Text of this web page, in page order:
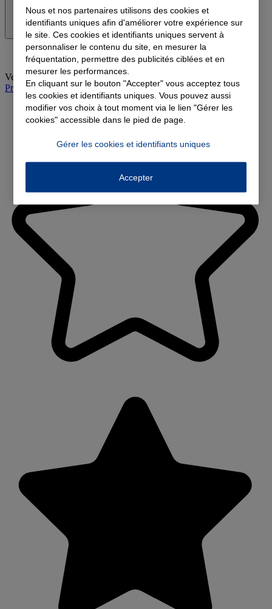
Vendredi: 09:00-12:00, 14:00-18:00
Prendre rendez-vous à l'agence
Nous et nos partenaires utilisons des cookies et
identifiants uniques afin d'améliorer votre expérience sur
le site. Ces cookies et identifiants uniques servent à
personnaliser le contenu du site, en mesurer la
fréquentation, permettre des publicités ciblées et en
mesurer les performances.
En cliquant sur le bouton "Accepter" vous acceptez tous
les cookies et identifiants uniques. Vous pouvez aussi
modifier vos choix à tout moment via le lien "Gérer les
cookies" accessible dans le pied de page.
Gérer les cookies et identifiants uniques
Accepter